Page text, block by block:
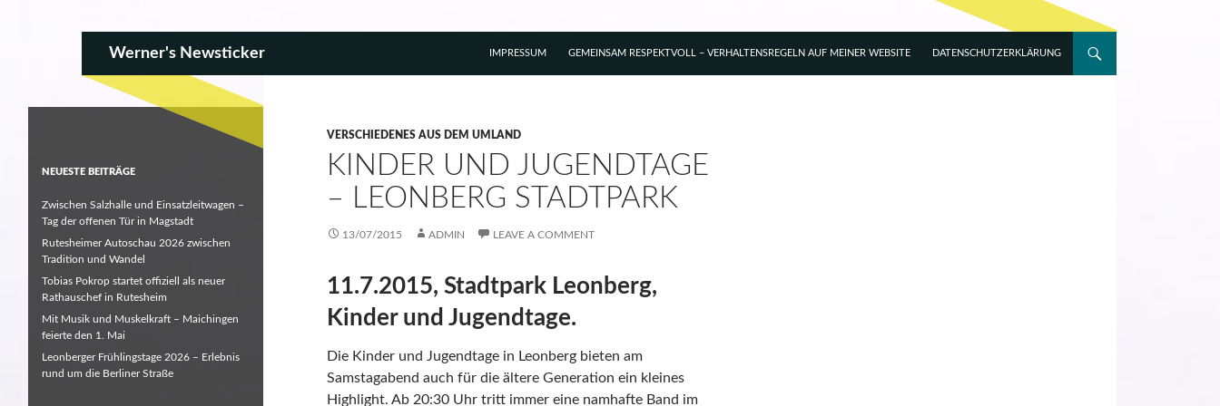
Werner's Newsticker
DATENSCHUTZERKLÄRUNG
GEMEINSAM RESPEKTVOLL – VERHALTENSREGELN AUF MEINER WEBSITE
IMPRESSUM
VERSCHIEDENES AUS DEM UMLAND
KINDER UND JUGENDTAGE
– LEONBERG STADTPARK
13/07/2015 ADMIN LEAVE A COMMENT
11.7.2015, Stadtpark Leonberg,
Kinder und Jugendtage.
Die Kinder und Jugendtage in Leonberg bieten am
Samstagabend auch für die ältere Generation ein kleines
Highlight. Ab 20:30 Uhr tritt immer eine namhafte Band im
NEUESTE BEITRÄGE
Zwischen Salzhalle und Einsatzleitwagen –
Tag der offenen Tür in Magstadt
Rutesheimer Autoschau 2026 zwischen
Tradition und Wandel
Tobias Pokrop startet offiziell als neuer
Rathauschef in Rutesheim
Mit Musik und Muskelkraft – Maichingen
feierte den 1. Mai
Leonberger Frühlingstage 2026 – Erlebnis
rund um die Berliner Straße